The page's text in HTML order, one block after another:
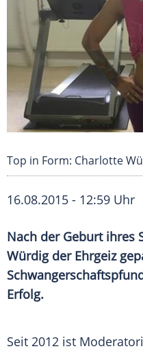
Top in Form: Charlotte
16.08.2015 - 12:59 Uhr
Nach der Geburt ihres
Würdig der Ehrgeiz
Erfolg.
Seit 2012 ist